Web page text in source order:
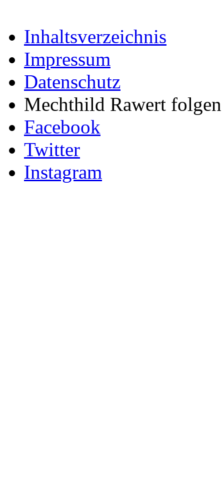
Inhaltsverzeichnis
Impressum
Datenschutz
Mechthild Rawert
Facebook
Twitter
Instagram